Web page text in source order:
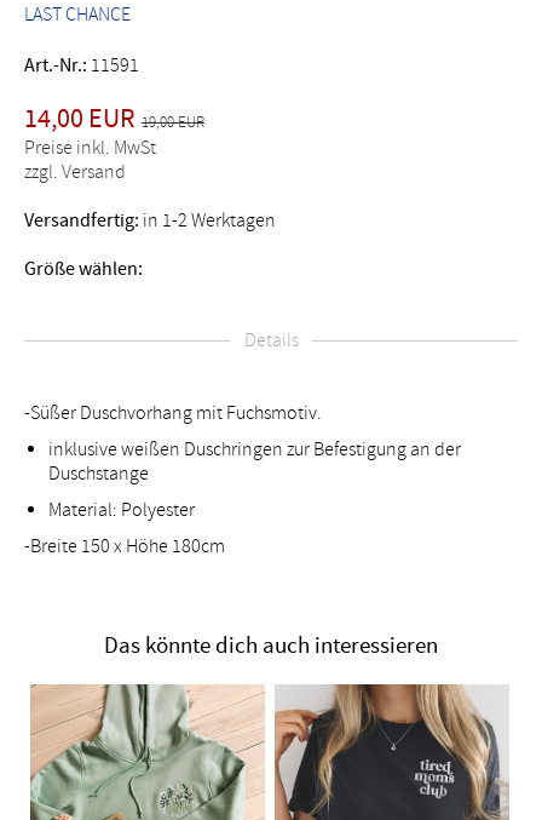
LAST CHANCE
Art.-Nr.: 11591
14,00 EUR 19,00 EUR
Preise inkl. MwSt
zzgl. Versand
Versandfertig: in 1-2 Werktagen
Größe wählen:
Details
-Süßer Duschvorhang mit Fuchsmotiv.
inklusive weißen Duschringen zur Befestigung an der
Duschstange
Material: Polyester
-Breite 150 x Höhe 180cm
Das könnte dich auch interessieren